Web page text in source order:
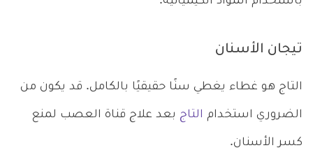
تيجان الأسنان
التاج هو غطاء يغطي سنًا حقيقيًا بالكامل. قد يكون من
الضروري استخدام التاج بعد علاج قناة العصب لمنع
كسر الأسنان.